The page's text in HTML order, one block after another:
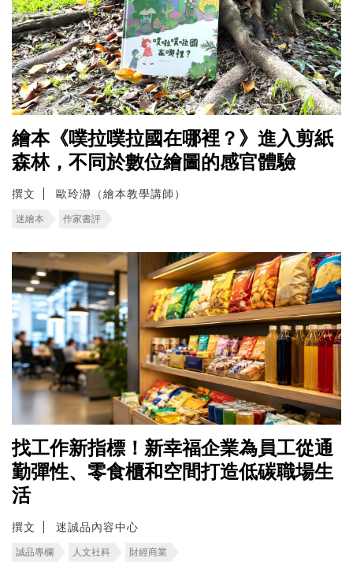
繪本《噗拉噗拉國在哪裡？》進入剪紙
森林，不同於數位繪圖的感官體驗
撰文 歐玲瀞（繪本教學講師）
迷繪本 作家書評
找工作新指標！新幸福企業為員工從通
勤彈性、零食櫃和空間打造低碳職場生
活
撰文 迷誠品內容中心
誠品專欄 人文社科 財經商業